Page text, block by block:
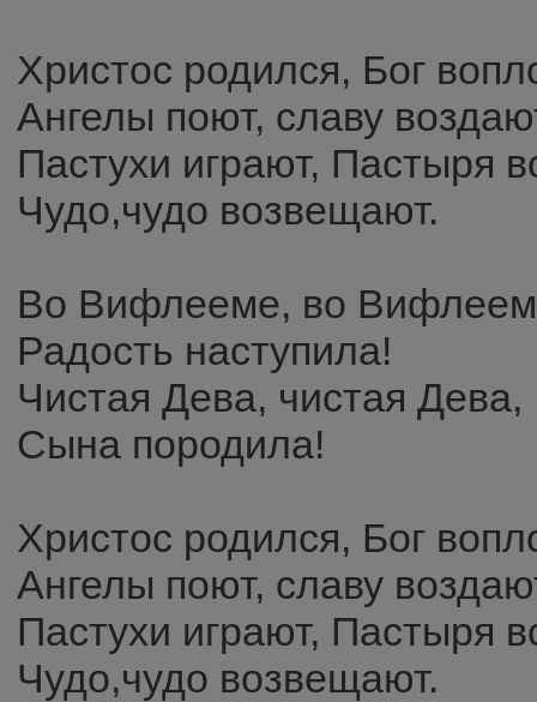
Христос родился, Бог
Ангелы поют, славу
Пастухи играют, Пастыря
Чудо,чудо возвещают.
Во Вифлееме, во
Радость наступила!
Чистая Дева, чистая Дева,
Сына породила!
Христос родился, Бог
Ангелы поют, славу
Пастухи играют, Пастыря
Чудо,чудо возвещают.